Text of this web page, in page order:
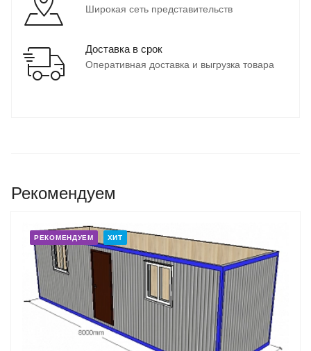
Широкая сеть представительств
Доставка в срок
Оперативная доставка и выгрузка товара
Рекомендуем
РЕКОМЕНДУЕМ ХИТ